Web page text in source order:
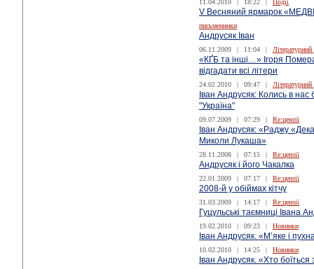
11.04.2010 18:22 Події
V Весняний ярмарок
письменники
Андрусяк Іван
06.11.2009 | 11:04 |
«КҐБ та інші…» Ігоря
відгадати всі літери
24.02.2010 | 09:47 |
Іван Андрусяк: Колись в
"Україна"
09.07.2009 | 07:29 | Re:цензії
Іван Андрусяк: «Раджу
Миколи Лукаша»
28.11.2008 | 07:15 | Re:цензії
Андрусяк і його Чакалка
22.01.2009 | 07:17 | Re:цензії
2008-й у обіймах кітчу
31.03.2009 | 14:17 | Re:цензії
Гуцульські таємниці Івана
19.02.2010 | 09:23 | Новинки
Іван Андрусяк. «М’яке і
10.02.2010 | 14:25 | Новинки
Іван Андрусяк. «Хто боїться